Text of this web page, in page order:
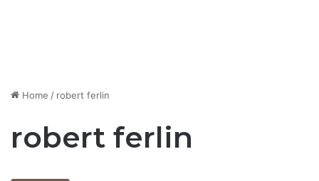
Home / robert ferlin
robert ferlin